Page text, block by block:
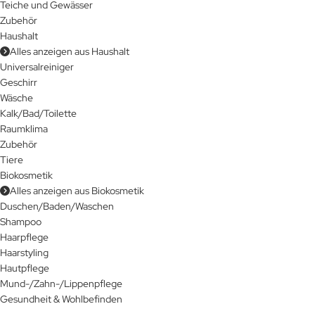
Teiche und Gewässer
Zubehör
Haushalt
Alles anzeigen aus Haushalt
Universalreiniger
Geschirr
Wäsche
Kalk/Bad/Toilette
Raumklima
Zubehör
Tiere
Biokosmetik
Alles anzeigen aus Biokosmetik
Duschen/Baden/Waschen
Shampoo
Haarpflege
Haarstyling
Hautpflege
Mund-/Zahn-/Lippenpflege
Gesundheit & Wohlbefinden